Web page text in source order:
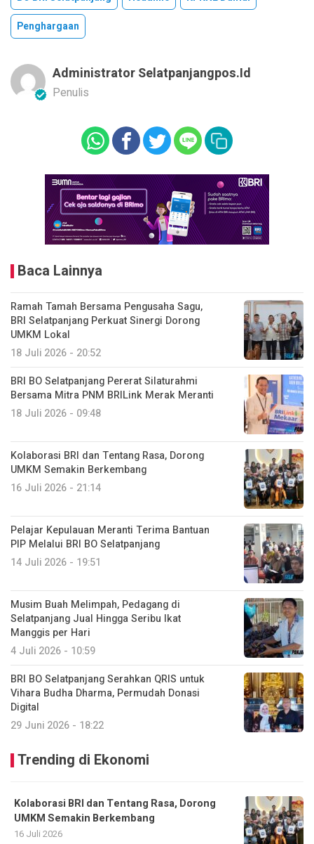
Penghargaan
Administrator Selatpanjangpos.id
Penulis
Baca Lainnya
Ramah Tamah Bersama Pengusaha Sagu,
BRI Selatpanjang Perkuat Sinergi Dorong
UMKM Lokal
18 Juli 2026 - 20:52
BRI BO Selatpanjang Pererat Silaturahmi
Bersama Mitra PNM BRILink Merak Meranti
18 Juli 2026 - 09:48
Kolaborasi BRI dan Tentang Rasa, Dorong
UMKM Semakin Berkembang
16 Juli 2026 - 21:14
Pelajar Kepulauan Meranti Terima Bantuan
PIP Melalui BRI BO Selatpanjang
14 Juli 2026 - 19:51
Musim Buah Melimpah, Pedagang di
Selatpanjang Jual Hingga Seribu Ikat
Manggis per Hari
4 Juli 2026 - 10:59
BRI BO Selatpanjang Serahkan QRIS untuk
Vihara Budha Dharma, Permudah Donasi
Digital
29 Juni 2026 - 18:22
Trending di Ekonomi
Kolaborasi BRI dan Tentang Rasa, Dorong
UMKM Semakin Berkembang
16 Juli 2026